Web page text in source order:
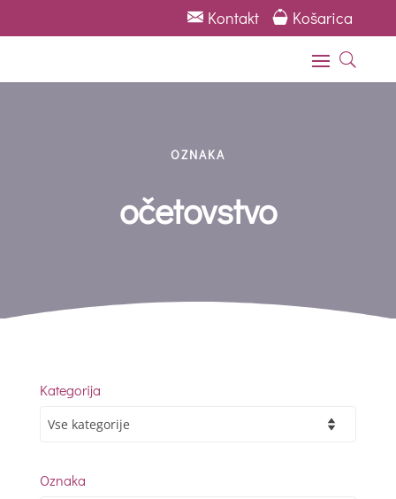
Kontakt Košarica
U
OZNAKA
očetovstvo
Kategorija
Oznaka